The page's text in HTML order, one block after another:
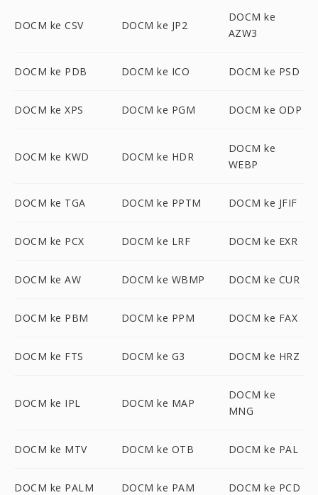
DOCM ke CSV DOCM ke JP2
DOCM ke
AZW3
DOCM ke PDB DOCM ke ICO DOCM ke PSD
DOCM ke XPS DOCM ke PGM DOCM ke ODP
DOCM ke KWD DOCM ke HDR
DOCM ke
WEBP
DOCM ke TGA DOCM ke PPTM DOCM ke JFIF
DOCM ke PCX DOCM ke LRF DOCM ke EXR
DOCM ke AW DOCM ke WBMP DOCM ke CUR
DOCM ke PBM DOCM ke PPM DOCM ke FAX
DOCM ke FTS DOCM ke G3 DOCM ke HRZ
DOCM ke IPL DOCM ke MAP
DOCM ke
MNG
DOCM ke MTV DOCM ke OTB DOCM ke PAL
DOCM ke PALM DOCM ke PAM DOCM ke PCD